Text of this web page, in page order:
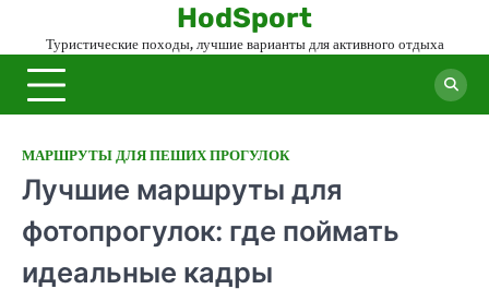
content
HodSport
Туристические походы, лучшие варианты для активного отдыха
МАРШРУТЫ ДЛЯ ПЕШИХ ПРОГУЛОК
Лучшие маршруты для
фотопрогулок: где поймать
идеальные кадры